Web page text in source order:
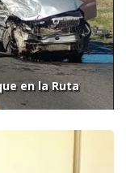
en la Ruta